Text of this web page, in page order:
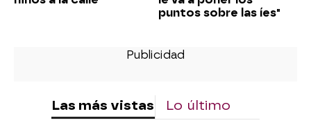
puntos sobre las íes"
Las más vistas Lo último